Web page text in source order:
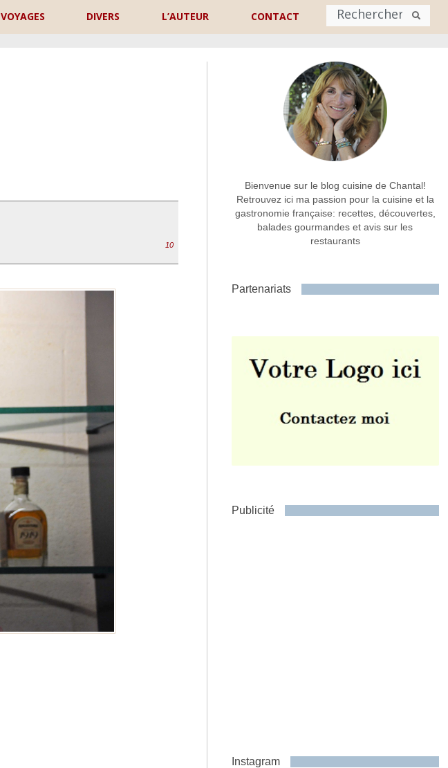
VOYAGES DIVERS L’AUTEUR CONTACT
Nom
Commentaire ou message *
10
Bienvenue sur le blog cuisine de Chantal!
Retrouvez ici ma passion pour la cuisine et la
gastronomie française: recettes, découvertes,
balades gourmandes et avis sur les
restaurants
Partenariats
Publicité
Instagram